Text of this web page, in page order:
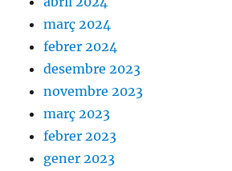
març 2024
febrer 2024
desembre 2023
novembre 2023
març 2023
febrer 2023
gener 2023